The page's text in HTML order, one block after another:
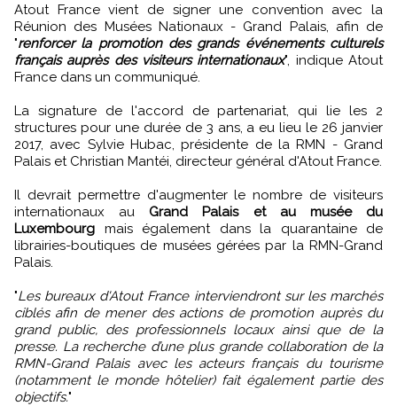
Atout France vient de signer une convention avec la
Réunion des Musées Nationaux - Grand Palais, afin de
"renforcer la promotion des grands événements culturels
français auprès des visiteurs internationaux", indique Atout
France dans un communiqué.
La signature de l'accord de partenariat, qui lie les 2
structures pour une durée de 3 ans, a eu lieu le 26 janvier
2017, avec Sylvie Hubac, présidente de la RMN - Grand
Palais et Christian Mantéi, directeur général d'Atout France.
Il devrait permettre d'augmenter le nombre de visiteurs
internationaux au Grand Palais et au musée du
Luxembourg mais également dans la quarantaine de
librairies-boutiques de musées gérées par la RMN-Grand
Palais.
"Les bureaux d'Atout France interviendront sur les marchés
ciblés afin de mener des actions de promotion auprès du
grand public, des professionnels locaux ainsi que de la
presse. La recherche d’une plus grande collaboration de la
RMN-Grand Palais avec les acteurs français du tourisme
(notamment le monde hôtelier) fait également partie des
objectifs."